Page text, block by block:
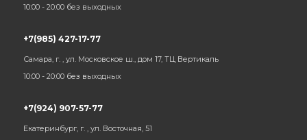
10:00 - 20:00 без выходных
+7(985) 427-17-77
Самара, г. , ул. Московское ш., дом 17, ТЦ Вертикаль
10:00 - 20:00 без выходных
+7(924) 907-57-77
Екатеринбург, г. , ул. Восточная, 51